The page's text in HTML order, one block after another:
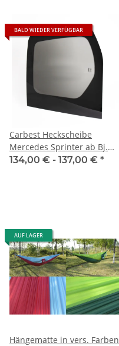
BALD WIEDER VERFÜGBAR
Carbest Heckscheibe
Mercedes Sprinter ab Bj.
2007-2018
134,00 € - 137,00 € *
AUF LAGER
Hängematte in vers. Farben